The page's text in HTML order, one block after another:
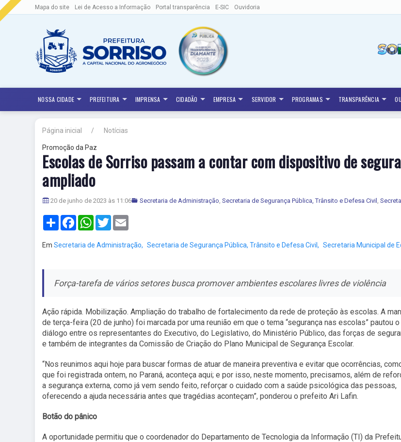
Mapa do site Lei de Acesso a Informação Portal transparência E-SIC Ouvidoria
NOSSA CIDADE PREFEITURA IMPRENSA CIDADÃO EMPRESA SERVIDOR PROGRAMAS TRANSPARÊNCIA
Página inicial Notícias
Promoção da Paz
Escolas de Sorriso passam a contar com dispositivo de
ampliado
20 de junho de 2023 às 11:06 Secretaria de Administração, Secretaria de Segurança Pública, Trânsito e Defesa Civil ,
Share FacebookWhatsApp
Twitter
Em Secretaria de Administração, Secretaria de Segurança Pública, Trânsito e Defesa Civil, Secretaria Municipal de
Força-tarefa de vários setores busca promover ambientes escolares livres de violência
Ação rápida. Mobilização. Ampliação do trabalho de fortalecimento da rede de proteção às escolas. A
de terça-feira (20 de junho) foi marcada por uma reunião em que o tema “segurança nas escolas” pautou o
diálogo entre os representantes do Executivo, do Legislativo, do Ministério Público, das forças de
e também de integrantes da Comissão de Criação do Plano Municipal de Segurança Escolar.
“Nos reunimos aqui hoje para buscar formas de atuar de maneira preventiva e evitar que ocorrências,
que foi registrada ontem, no Paraná, aconteça aqui; e por isso, neste momento, precisamos, além de
a segurança externa, como já vem sendo feito, reforçar o cuidado com a saúde psicológica das pessoas,
oferecendo a ajuda necessária antes que tragédias aconteçam”, ponderou o prefeito Ari Lafin.
Botão do pânico
A oportunidade permitiu que o coordenador do Departamento de Tecnologia da Informação (TI) da